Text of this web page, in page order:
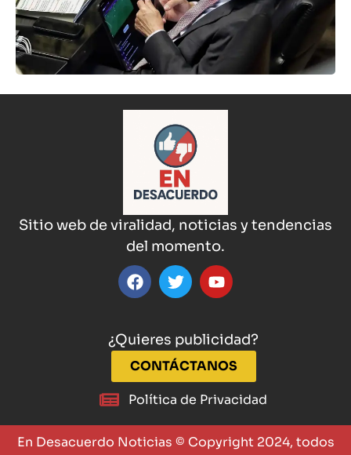
¿Quieres publicidad?
CONTÁCTANOS
Política de Privacidad
Sitio web de viralidad, noticias y tendencias
del momento.
En Desacuerdo Noticias © Copyright 2024, todos